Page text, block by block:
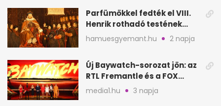
Parfümökkel fedték el VIII.
Henrik rothadó testének
szagát
hamuesgyemant.hu 2 napja
Új Baywatch-sorozat jön: az
RTL Fremantle és a FOX
készíti
media1.hu 3 napja